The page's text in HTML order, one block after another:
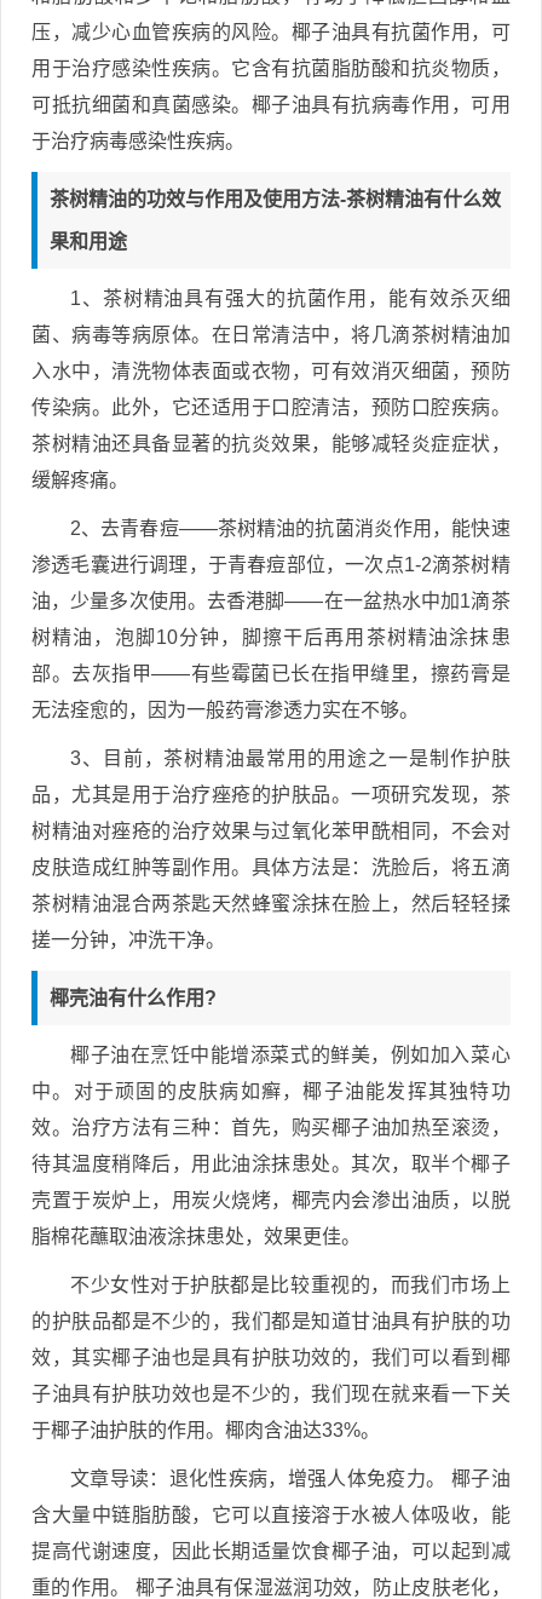
压，减少心血管疾病的风险。椰子油具有抗菌作用，可
用于治疗感染性疾病。它含有抗菌脂肪酸和抗炎物质，
可抵抗细菌和真菌感染。椰子油具有抗病毒作用，可用
于治疗病毒感染性疾病。
茶树精油的功效与作用及使用方法-茶树精油有什么效
果和用途
1、茶树精油具有强大的抗菌作用，能有效杀灭细
菌、病毒等病原体。在日常清洁中，将几滴茶树精油加
入水中，清洗物体表面或衣物，可有效消灭细菌，预防
传染病。此外，它还适用于口腔清洁，预防口腔疾病。
茶树精油还具备显著的抗炎效果，能够减轻炎症症状，
缓解疼痛。
2、去青春痘——茶树精油的抗菌消炎作用，能快速
渗透毛囊进行调理，于青春痘部位，一次点1-2滴茶树精
油，少量多次使用。去香港脚——在一盆热水中加1滴茶
树精油，泡脚10分钟，脚擦干后再用茶树精油涂抹患
部。去灰指甲——有些霉菌已长在指甲缝里，擦药膏是
无法痊愈的，因为一般药膏渗透力实在不够。
3、目前，茶树精油最常用的用途之一是制作护肤
品，尤其是用于治疗痤疮的护肤品。一项研究发现，茶
树精油对痤疮的治疗效果与过氧化苯甲酰相同，不会对
皮肤造成红肿等副作用。具体方法是：洗脸后，将五滴
茶树精油混合两茶匙天然蜂蜜涂抹在脸上，然后轻轻揉
搓一分钟，冲洗干净。
椰壳油有什么作用?
椰子油在烹饪中能增添菜式的鲜美，例如加入菜心
中。对于顽固的皮肤病如癣，椰子油能发挥其独特功
效。治疗方法有三种：首先，购买椰子油加热至滚烫，
待其温度稍降后，用此油涂抹患处。其次，取半个椰子
壳置于炭炉上，用炭火烧烤，椰壳内会渗出油质，以脱
脂棉花蘸取油液涂抹患处，效果更佳。
不少女性对于护肤都是比较重视的，而我们市场上
的护肤品都是不少的，我们都是知道甘油具有护肤的功
效，其实椰子油也是具有护肤功效的，我们可以看到椰
子油具有护肤功效也是不少的，我们现在就来看一下关
于椰子油护肤的作用。椰肉含油达33%。
文章导读：退化性疾病，增强人体免疫力。 椰子油
含大量中链脂肪酸，它可以直接溶于水被人体吸收，能
提高代谢速度，因此长期适量饮食椰子油，可以起到减
重的作用。 椰子油具有保湿滋润功效，防止皮肤老化，